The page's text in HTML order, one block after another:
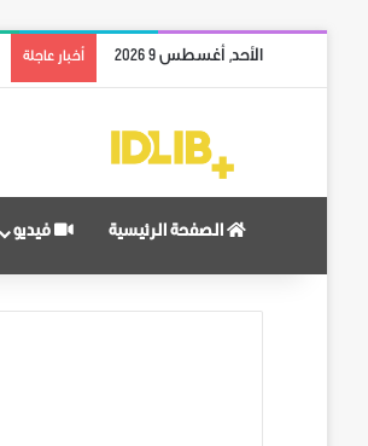
الأحد, أغسطس 9 2026 أخبار عاجلة
الصفحة الرئيسية فيديو